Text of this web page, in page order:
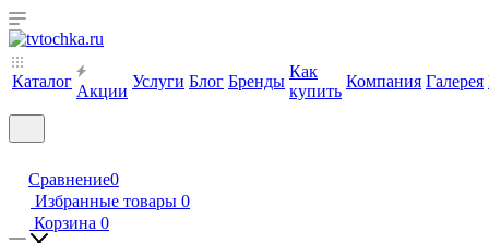
Каталог
Акции
Услуги Блог Бренды
Как
купить
Компания Галерея
Сравнение0
Избранные товары 0
Корзина 0